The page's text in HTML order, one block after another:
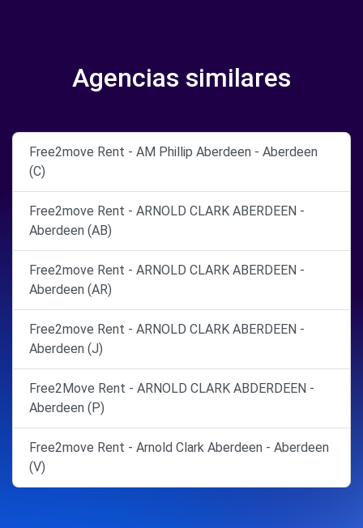
Agencias similares
Free2move Rent - AM Phillip Aberdeen - Aberdeen
(C)
Free2move Rent - ARNOLD CLARK ABERDEEN -
Aberdeen (AB)
Free2move Rent - ARNOLD CLARK ABERDEEN -
Aberdeen (AR)
Free2move Rent - ARNOLD CLARK ABERDEEN -
Aberdeen (J)
Free2Move Rent - ARNOLD CLARK ABDERDEEN -
Aberdeen (P)
Free2move Rent - Arnold Clark Aberdeen - Aberdeen
(V)